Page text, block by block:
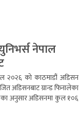
नेपाल
२०२६ को काठमाडौं अडिसन
अडिसनबाट ग्रान्ड फिनालेका
अनुसार अडिसनमा कुल १०६